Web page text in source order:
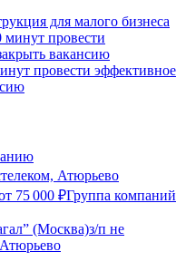
для малого бизнеса
провести эффективное
Атюрьево
75 000 ₽Группа компаний
(Москва)з/п не